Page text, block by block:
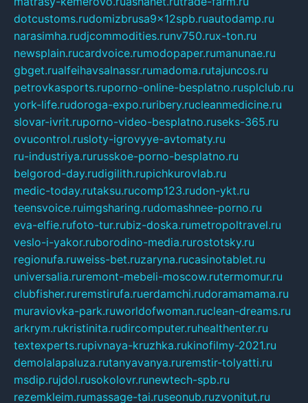
dotcustoms.rudomizbrusa9x12spb.ruautodamp.ru
narasimha.rudjcommodities.runv750.rux-ton.ru
newsplain.rucardvoice.rumodopaper.rumanunae.ru
gbget.rualfeihavsalnassr.rumadoma.rutajuncos.ru
petrovkasports.ruporno-online-besplatno.rusplclub.ru
york-life.rudoroga-expo.ruribery.rucleanmedicine.ru
slovar-ivrit.ruporno-video-besplatno.ruseks-365.ru
ovucontrol.rusloty-igrovyye-avtomaty.ru
ru-industriya.rurusskoe-porno-besplatno.ru
belgorod-day.rudigilith.rupichkurovlab.ru
medic-today.rutaksu.rucomp123.rudon-ykt.ru
teensvoice.ruimgsharing.rudomashnee-porno.ru
eva-elfie.rufoto-tur.rubiz-doska.rumetropoltravel.ru
veslo-i-yakor.ruborodino-media.rurostotsky.ru
regionufa.ruweiss-bet.ruzaryna.rucasinotablet.ru
universalia.ruremont-mebeli-moscow.rutermomur.ru
clubfisher.ruremstirufa.ruerdamchi.rudoramamama.ru
muraviovka-park.ruworldofwoman.ruclean-dreams.ru
arkrym.rukristinita.rudircomputer.ruhealthenter.ru
textexperts.rupivnaya-kruzhka.rukinofilmy-2021.ru
demolalapaluza.rutanyavanya.ruremstir-tolyatti.ru
msdip.rujdol.rusokolovr.runewtech-spb.ru
rezemkleim.rumassage-tai.ruseonub.ruzvonitut.ru